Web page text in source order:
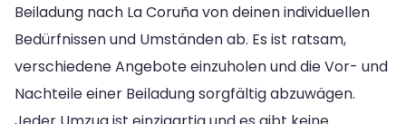
Beiladung nach La Coruña von deinen individuellen
Bedürfnissen und Umständen ab. Es ist ratsam,
verschiedene Angebote einzuholen und die Vor- und
Nachteile einer Beiladung sorgfältig abzuwägen.